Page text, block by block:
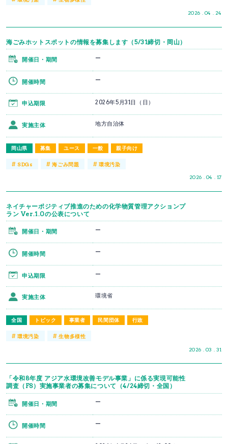
2026 . 04 . 24
海ごみホットスポットの情報を募集します（5/31締切・岡山）
岡山県 募集 ユース 一般 親子向け
2026 . 04 . 17
開催日・期間 ー
開催時間 ー
申込期限 2026年5月31日（日）
実施主体 地方自治体
#SDGs #海ごみ問題 #環境汚染
ネイチャーポジティブ推進のための化学物質管理アクションプ
ラン Ver.1.0の公表について
全国 トピック 事業者 民間団体 行政
2026 . 03 . 31
開催日・期間 ー
開催時間 ー
申込期限 ー
実施主体 環境省
#環境汚染 #生物多様性
「令和8年度 アジア水環境改善モデル事業」に係る実現可能性
調査（FS）実施事業者の募集について（4/24締切・全国）
開催日・期間 ー
開催時間 ー